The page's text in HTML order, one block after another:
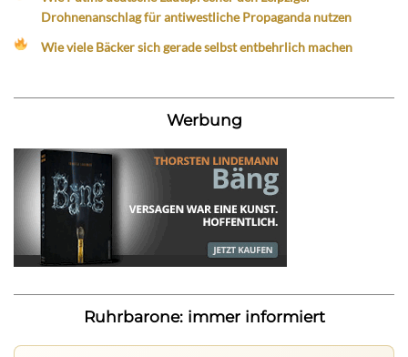
Drohnenanschlag für antiwestliche Propaganda nutzen
Wie viele Bäcker sich gerade selbst entbehrlich machen
Werbung
Ruhrbarone: immer informiert